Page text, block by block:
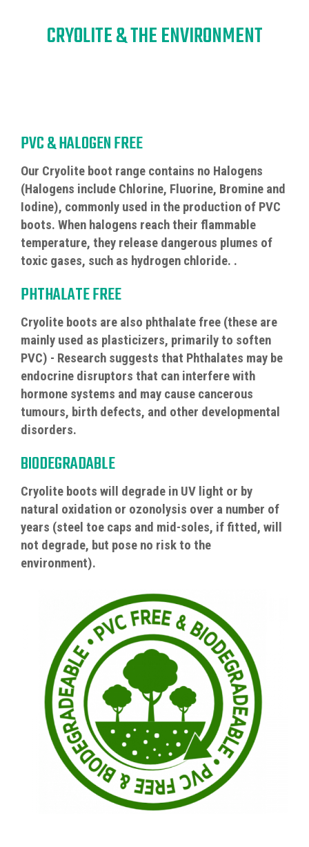
CRYOLITE & THE ENVIRONMENT
PVC & HALOGEN FREE
Our Cryolite boot range contains no Halogens
(Halogens include Chlorine, Fluorine, Bromine and
Iodine), commonly used in the production of PVC
boots. When halogens reach their flammable
temperature, they release dangerous plumes of
toxic gases, such as hydrogen chloride. .
PHTHALATE FREE
Cryolite boots are also phthalate free (these are
mainly used as plasticizers, primarily to soften
PVC) - Research suggests that Phthalates may be
endocrine disruptors that can interfere with
hormone systems and may cause cancerous
tumours, birth defects, and other developmental
disorders.
BIODEGRADABLE
Cryolite boots will degrade in UV light or by
natural oxidation or ozonolysis over a number of
years (steel toe caps and mid-soles, if fitted, will
not degrade, but pose no risk to the
environment).